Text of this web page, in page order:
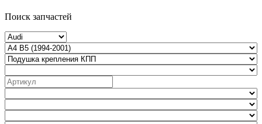
Поиск запчастей